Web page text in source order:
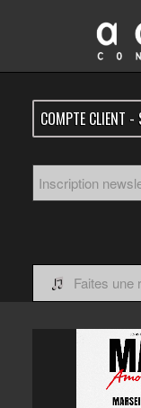
COMPTE CLIENT
